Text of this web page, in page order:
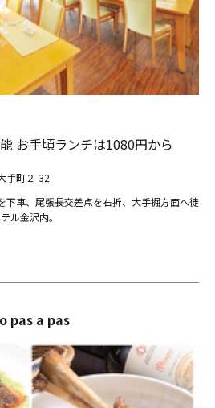
お手頃ランチは1080円から
手町２-32
下車、尾張長交差点を右折、大手掘方面へ徒
ル金沢内。
pas a pas